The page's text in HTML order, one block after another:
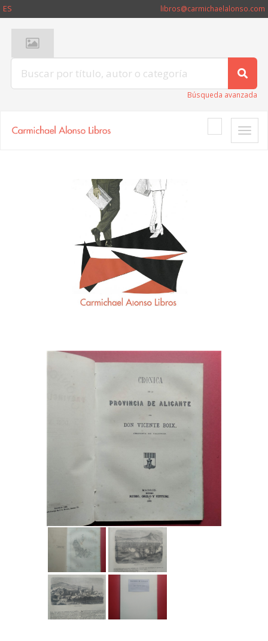
ES libros@carmichaelalonso.com
Búsqueda avanzada
Toggle